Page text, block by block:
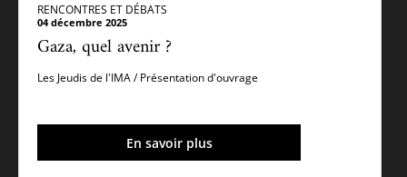
RENCONTRES ET DÉBATS
04 décembre 2025
Gaza, quel avenir ?
Les Jeudis de l'IMA / Présentation d'ouvrage
En savoir plus